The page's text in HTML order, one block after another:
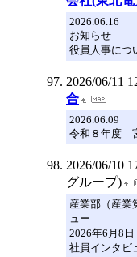
2026.06.16
お知らせ
役員人事につ
2026/06/11
合
2026.06.09
令和８年度
2026/06/10
グループ)
産業部（産
ュー
2026年6月8日
社員インタビ